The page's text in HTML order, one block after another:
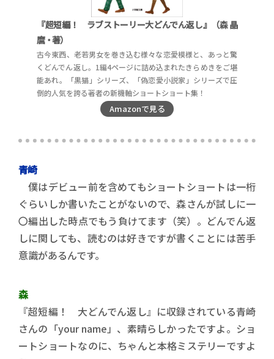
『超短編！ ラブストーリー大どんでん返し』（森 晶
麿・著）
古今東西、老若男女を巻き込む様々な恋愛模様と、あっと驚
くどんでん返し。1編4ページに詰め込まれたきらめきをご堪
能あれ。「黒猫」シリーズ、「偽恋愛小説家」シリーズで圧
倒的人気を誇る著者の新機軸ショートショート集！
Amazonで見る
青崎
僕はデビュー前を含めてもショートショートは一桁
ぐらいしか書いたことがないので、森さんが試しに一
〇編出した時点でもう負けてます（笑）。どんでん返
しに関しても、読むのは好きですが書くことには苦手
意識があるんです。
森
『超短編！ 大どんでん返し』に収録されている青崎
さんの「your name」、素晴らしかったですよ。ショ
ートショートなのに、ちゃんと本格ミステリーですよ